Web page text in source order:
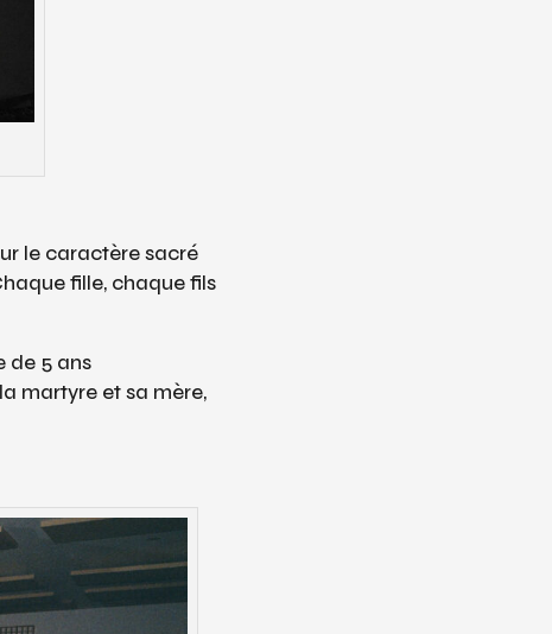
le caractère sacré
fille, chaque fils
de 5 ans
martyre et sa mère,